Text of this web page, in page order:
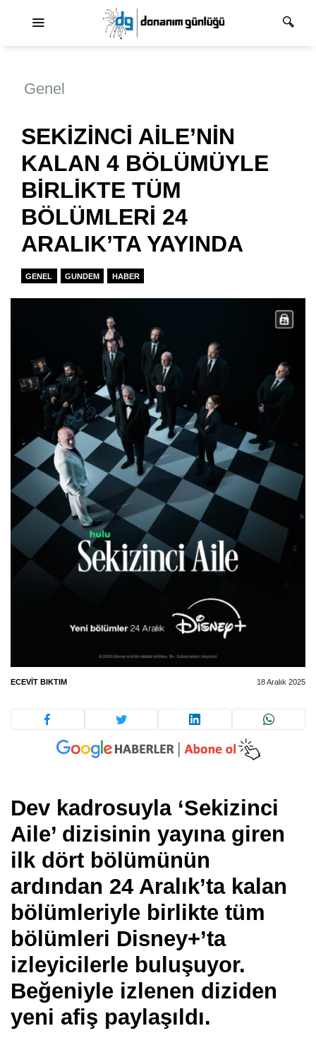
Genel
SEKİZİNCİ AİLE’NİN
KALAN 4 BÖLÜMÜYLE
BİRLİKTE TÜM
BÖLÜMLERİ 24
ARALIK’TA YAYINDA
GENEL GUNDEM HABER
ECEVIT BIKTIM 18 Aralık 2025
Dev kadrosuyla ‘Sekizinci
Aile’ dizisinin yayına giren
ilk dört bölümünün
ardından 24 Aralık’ta kalan
bölümleriyle birlikte tüm
bölümleri Disney+’ta
izleyicilerle buluşuyor.
Beğeniyle izlenen diziden
yeni afiş paylaşıldı.